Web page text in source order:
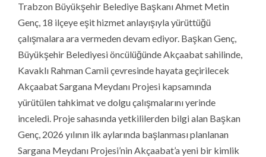
Trabzon Büyükşehir Belediye Başkanı Ahmet Metin
Genç, 18 ilçeye eşit hizmet anlayışıyla yürüttüğü
çalışmalara ara vermeden devam ediyor. Başkan Genç,
Büyükşehir Belediyesi öncülüğünde Akçaabat sahilinde,
Kavaklı Rahman Camii çevresinde hayata geçirilecek
Akçaabat Sargana Meydanı Projesi kapsamında
yürütülen tahkimat ve dolgu çalışmalarını yerinde
inceledi. Proje sahasında yetkililerden bilgi alan Başkan
Genç, 2026 yılının ilk aylarında başlanması planlanan
Sargana Meydanı Projesi’nin Akçaabat’a yeni bir kimlik